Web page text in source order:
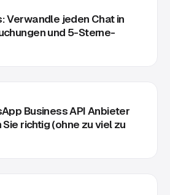
Verwandle jeden Chat in
und 5-Sterne-
Business API Anbieter
richtig (ohne zu viel zu